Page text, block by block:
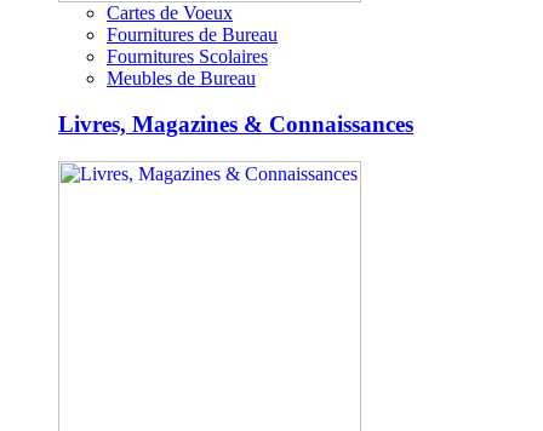
Cartes de Voeux
Fournitures de Bureau
Fournitures Scolaires
Meubles de Bureau
Livres, Magazines & Connaissances